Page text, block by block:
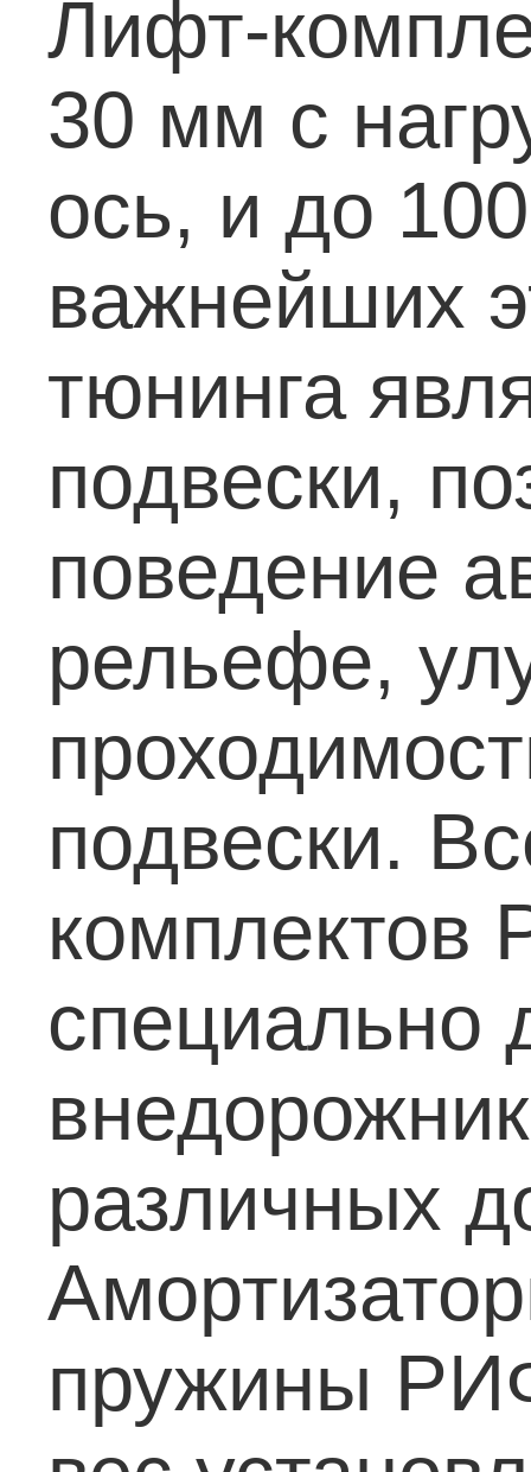
Лифт-
30 мм с
ось, и до
важнейших
тюнинга
подвески,
поведение
рельефе,
подвески.
комплектов
специально
различных
пружины